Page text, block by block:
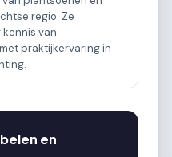
regio. Ze
van
praktijkervaring in
en